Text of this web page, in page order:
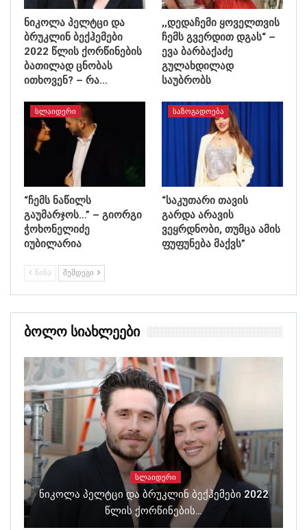
ნიკოლა პელტცი და
ბრუკლინ ბექჰემები
2022 წლის ქორწინების
ბათილად ცნობას
ითხოვენ? – რა…
,,დედაჩემი ყოველთვის
ჩემს გვერდით დგას“ –
ევა ბარბაქაძე
გულახდილად
საუბრობს
ᲡᲚᲐᲘᲓᲔᲠᲘ
“ჩემს ნაწილს
გაუმარჯოს…” – გიორგი
ჭოხონელიძე
იუბილარია
ᲡᲐᲖᲝᲒᲐᲓᲝᲔᲑᲐ
“საკუთარი თავის
გარდა არავის
ვეყრდნობი, თუმცა ამის
ფუფუნება მაქვს”
ᲬᲘᲜᲐ ᲨᲔᲛᲓᲔᲒᲘ
Ბოლო Სიახლეები
ᲡᲚᲐᲘᲓᲔᲠᲘ
Ნიკოლა Პელტცი Და Ბრუკლინ Ბექჰემები 2022
Წლის Ქორწინების…